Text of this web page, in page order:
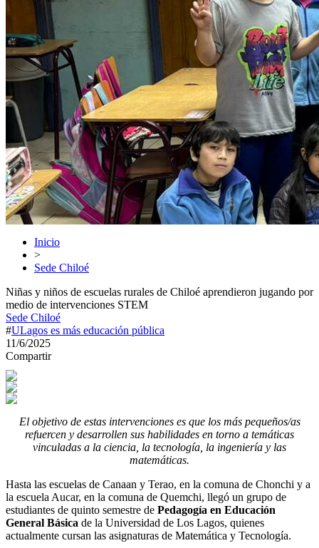
Inicio
>
Sede Chiloé
Niñas y niños de escuelas rurales de Chiloé aprendieron jugando por
medio de intervenciones STEM
Sede Chiloé
#ULagos es más educación pública
11/6/2025
Compartir
El objetivo de estas intervenciones es que los más pequeños/as
refuercen y desarrollen sus habilidades en torno a temáticas
vinculadas a la ciencia, la tecnología, la ingeniería y las
matemáticas.
Hasta las escuelas de Canaan y Terao, en la comuna de Chonchi y a
la escuela Aucar, en la comuna de Quemchi, llegó un grupo de
estudiantes de quinto semestre de Pedagogía en Educación
General Básica de la Universidad de Los Lagos, quienes
actualmente cursan las asignaturas de Matemática y Tecnología.